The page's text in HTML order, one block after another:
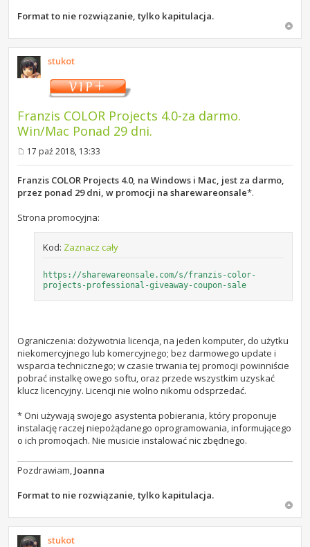
Format to nie rozwiązanie, tylko kapitulacja.
stukot
Franzis COLOR Projects 4.0-za darmo.
Win/Mac Ponad 29 dni.
o
s
17 paź 2018, 13:33
Franzis COLOR Projects 4.0, na Windows i Mac, jest za darmo,
przez ponad 29 dni, w promocji na sharewareonsale*.
Strona promocyjna:
Kod: Zaznacz cały
https://sharewareonsale.com/s/franzis-color-
projects-professional-giveaway-coupon-sale
Ograniczenia: dożywotnia licencja, na jeden komputer, do użytku
niekomercyjnego lub komercyjnego; bez darmowego update i
wsparcia technicznego; w czasie trwania tej promocji powinniście
pobrać instalkę owego softu, oraz przede wszystkim uzyskać
klucz licencyjny. Licencji nie wolno nikomu odsprzedać.
* Oni używają swojego asystenta pobierania, który proponuje
instalację raczej niepożądanego oprogramowania, informującego
o ich promocjach. Nie musicie instalować nic zbędnego.
Pozdrawiam, Joanna
Format to nie rozwiązanie, tylko kapitulacja.
stukot